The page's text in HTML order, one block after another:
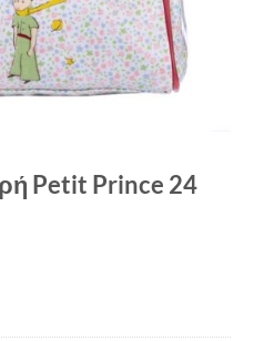
Petit Prince 24